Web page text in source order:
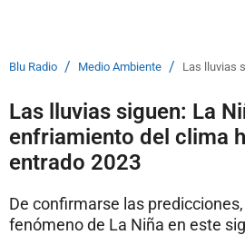
Blu Radio / Medio Ambiente / Las lluvias
Las lluvias siguen: La
enfriamiento del clima
entrado 2023
De confirmarse las
fenómeno de La Niña en este